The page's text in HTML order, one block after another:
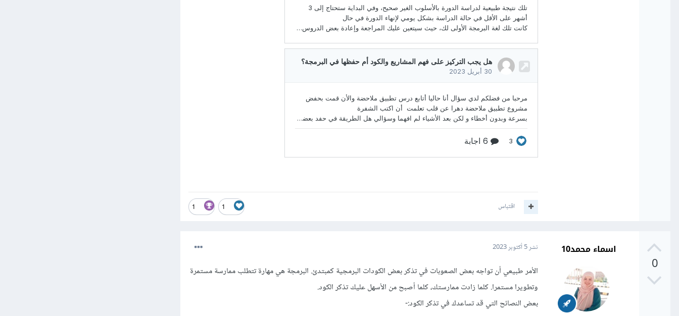
1
1 اقتباس
0
اسماء محمد10 نشر5 أكتوبر 2023
الأمر طبيعي أن تواجه بعض الصعوبات في تذكر بعض الكودات البرمجية كمبتدئ. البرمجة هي مهارة تتطلب ممارسة مستمرة
وتطويرا مستمرا. كلما زادت ممارستك، كلما أصبح من الأسهل عليك تذكر الكود.
بعض النصائح التي قد تساعدك في تذكر الكود:-